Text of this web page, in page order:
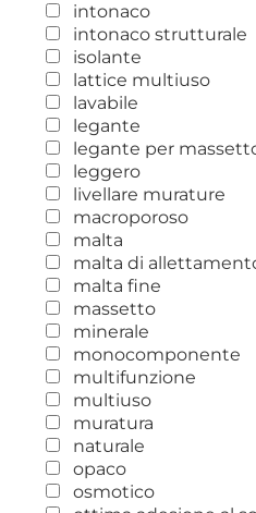
intonaco
intonaco strutturale
isolante
lattice multiuso
lavabile
legante
legante per
leggero
livellare murature
macroporoso
malta
malta di
malta fine
massetto
minerale
monocomponente
multifunzione
multiuso
muratura
naturale
opaco
osmotico